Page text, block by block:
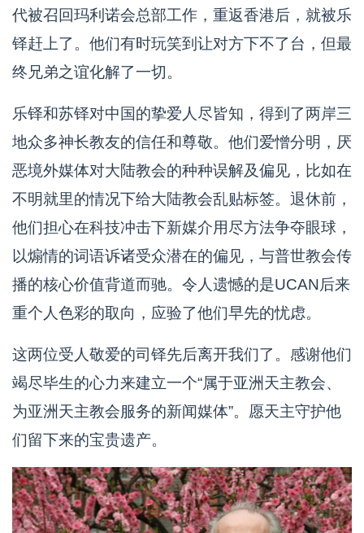
代被召回玛利诺会总部工作，重返香港后，就被乐
铎赶上了。他们有时玩笑到让对方下不了台，但最
终兄弟之谊化解了一切。
乐铎和苏铎对中国的挚爱人尽皆知，得到了两岸三
地众多神长教友的信任和尊敬。他们爱憎分明，厌
恶境外媒体对大陆教会的种种误解及偏见，比如在
不明就里的情况下给大陆教会乱贴标签。退休前，
他们担心在科技冲击下新媒介用尽方法争夺眼球，
以煽情的词语诉诸受众潜在的偏见，与普世教会传
播的核心价值背道而驰。令人遗憾的是UCAN后来
重个人色彩的取向，应验了他们早先的忧虑。
这两位受人敬爱的司铎先后离开我们了。感谢他们
竭尽毕生的心力来建立一个“属于亚洲天主教会、
为亚洲天主教会服务的新闻媒体”。愿天主守护他
们留下来的宝贵遗产。